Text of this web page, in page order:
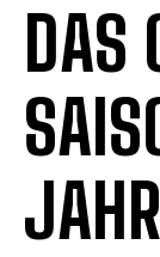
DAS